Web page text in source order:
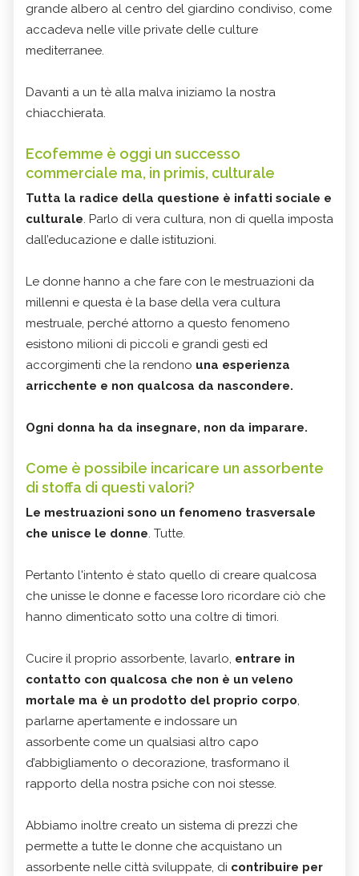
grande albero al centro del giardino condiviso, come
accadeva nelle ville private delle culture
mediterranee.
Davanti a un tè alla malva iniziamo la nostra
chiacchierata.
Ecofemme è oggi un successo
commerciale ma, in primis, culturale
Tutta la radice della questione è infatti sociale e
culturale. Parlo di vera cultura, non di quella imposta
dall’educazione e dalle istituzioni.
Le donne hanno a che fare con le mestruazioni da
millenni e questa è la base della vera cultura
mestruale, perché attorno a questo fenomeno
esistono milioni di piccoli e grandi gesti ed
accorgimenti che la rendono una esperienza
arricchente e non qualcosa da nascondere.
Ogni donna ha da insegnare, non da imparare.
Come è possibile incaricare un assorbente
di stoffa di questi valori?
Le mestruazioni sono un fenomeno trasversale
che unisce le donne. Tutte.
Pertanto l'intento è stato quello di creare qualcosa
che unisse le donne e facesse loro ricordare ciò che
hanno dimenticato sotto una coltre di timori.
Cucire il proprio assorbente, lavarlo, entrare in
contatto con qualcosa che non è un veleno
mortale ma è un prodotto del proprio corpo,
parlarne apertamente e indossare un
assorbente come un qualsiasi altro capo
d’abbigliamento o decorazione, trasformano il
rapporto della nostra psiche con noi stesse.
Abbiamo inoltre creato un sistema di prezzi che
permette a tutte le donne che acquistano un
assorbente nelle città sviluppate, di contribuire per